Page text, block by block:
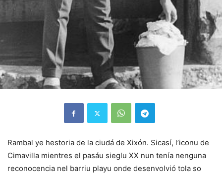
Rambal ye hestoria de la ciudá de Xixón. Sicasí, l’iconu de
Cimavilla mientres el pasáu sieglu XX nun tenía nenguna
reconocencia nel barriu playu onde desenvolvió tola so